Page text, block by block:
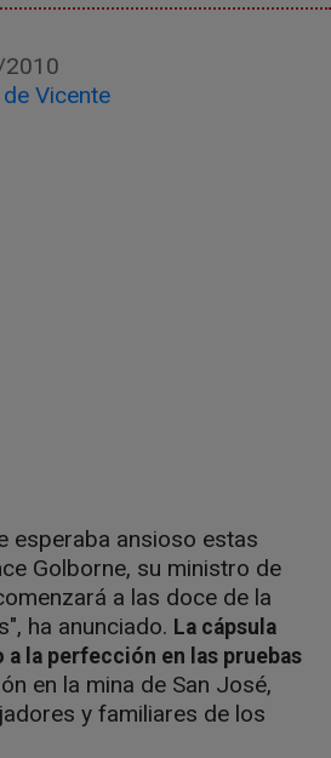
de Vicente
esperaba ansioso estas
Golborne, su ministro de
a las doce de la
ha anunciado. La cápsula
a la perfección en las pruebas
en la mina de San José,
y familiares de los